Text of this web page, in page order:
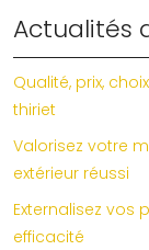
Actualités
Qualité, prix,
thiriet
Valorisez votre
extérieur réussi
Externalisez vos
efficacité